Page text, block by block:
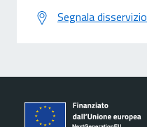
Segnala disservizio